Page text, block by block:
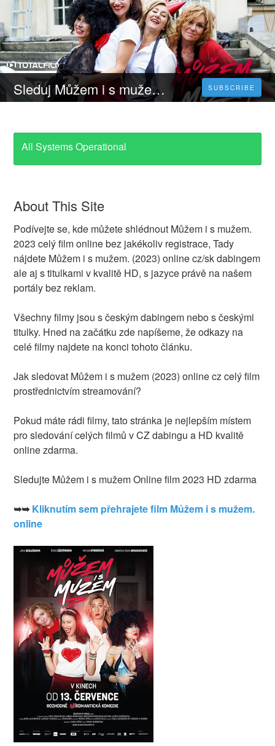
Sleduj Můžem i s mužem - 𝐂elý 𝐅ilm Online 2023 Česky CZ/SK DABING HD Zdarma SUBSCRIBE
All Systems Operational
About This Site
Podívejte se, kde můžete shlédnout Můžem i s mužem.
2023 celý film online bez jakékoliv registrace, Tady
nájdete Můžem i s mužem. (2023) online cz/sk dabingem
ale aj s titulkami v kvalitě HD, s jazyce právě na našem
portály bez reklam.
Všechny filmy jsou s českým dabingem nebo s českými
titulky. Hned na začátku zde napíšeme, že odkazy na
celé filmy najdete na konci tohoto článku.
Jak sledovat Můžem i s mužem (2023) online cz celý film
prostřednictvím streamování?
Pokud máte rádi filmy, tato stránka je nejlepším místem
pro sledování celých filmů v CZ dabingu a HD kvalitě
online zdarma.
Sledujte Můžem i s mužem Online film 2023 HD zdarma
➥➥Kliknutím sem přehrajete film Můžem i s mužem.
online